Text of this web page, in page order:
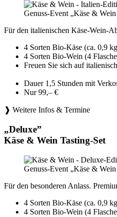
Genuss-Event „Käse &
Für den italienischen Käse-Wein-
4 Sorten Bio-Käse (ca. 0,9
4 Sorten Bio-Wein (4
Freuen Sie sich auf
Dauer 1,5 Stunden mit
Nur 99,– €
❱ Weitere Infos & Termine
„Deluxe”
Käse & Wein Tasting-Set
Genuss-Event „Käse &
Für den besonderen Anlass.
4 Sorten Bio-Käse (ca. 0,9
4 Sorten Bio-Wein (4